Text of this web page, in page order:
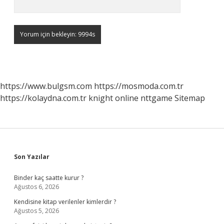
https://www.bulgsm.com https://mosmoda.com.tr
https://kolaydna.com.tr knight online nttgame Sitemap
Sidebar
Son Yazılar
Binder kaç saatte kurur ?
Ağustos 6, 2026
Kendisine kitap verilenler kimlerdir ?
Ağustos 5, 2026